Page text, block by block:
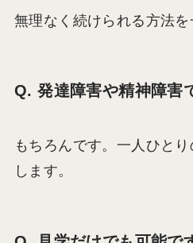
無理なく続けられる方法を
Q. 発達障害や精神障害
もちろんです。一人ひと
します。